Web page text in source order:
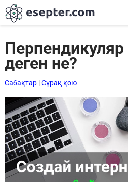
Сабақтар
тақтасы
Кіру
Қазақша-
ағылшынша
сөздік
Перпендикуляр
деген не?
Сабақтар|Сұрақ қою